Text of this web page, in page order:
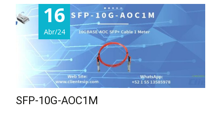
16
Abr/24
SFP-10G-AOC1M